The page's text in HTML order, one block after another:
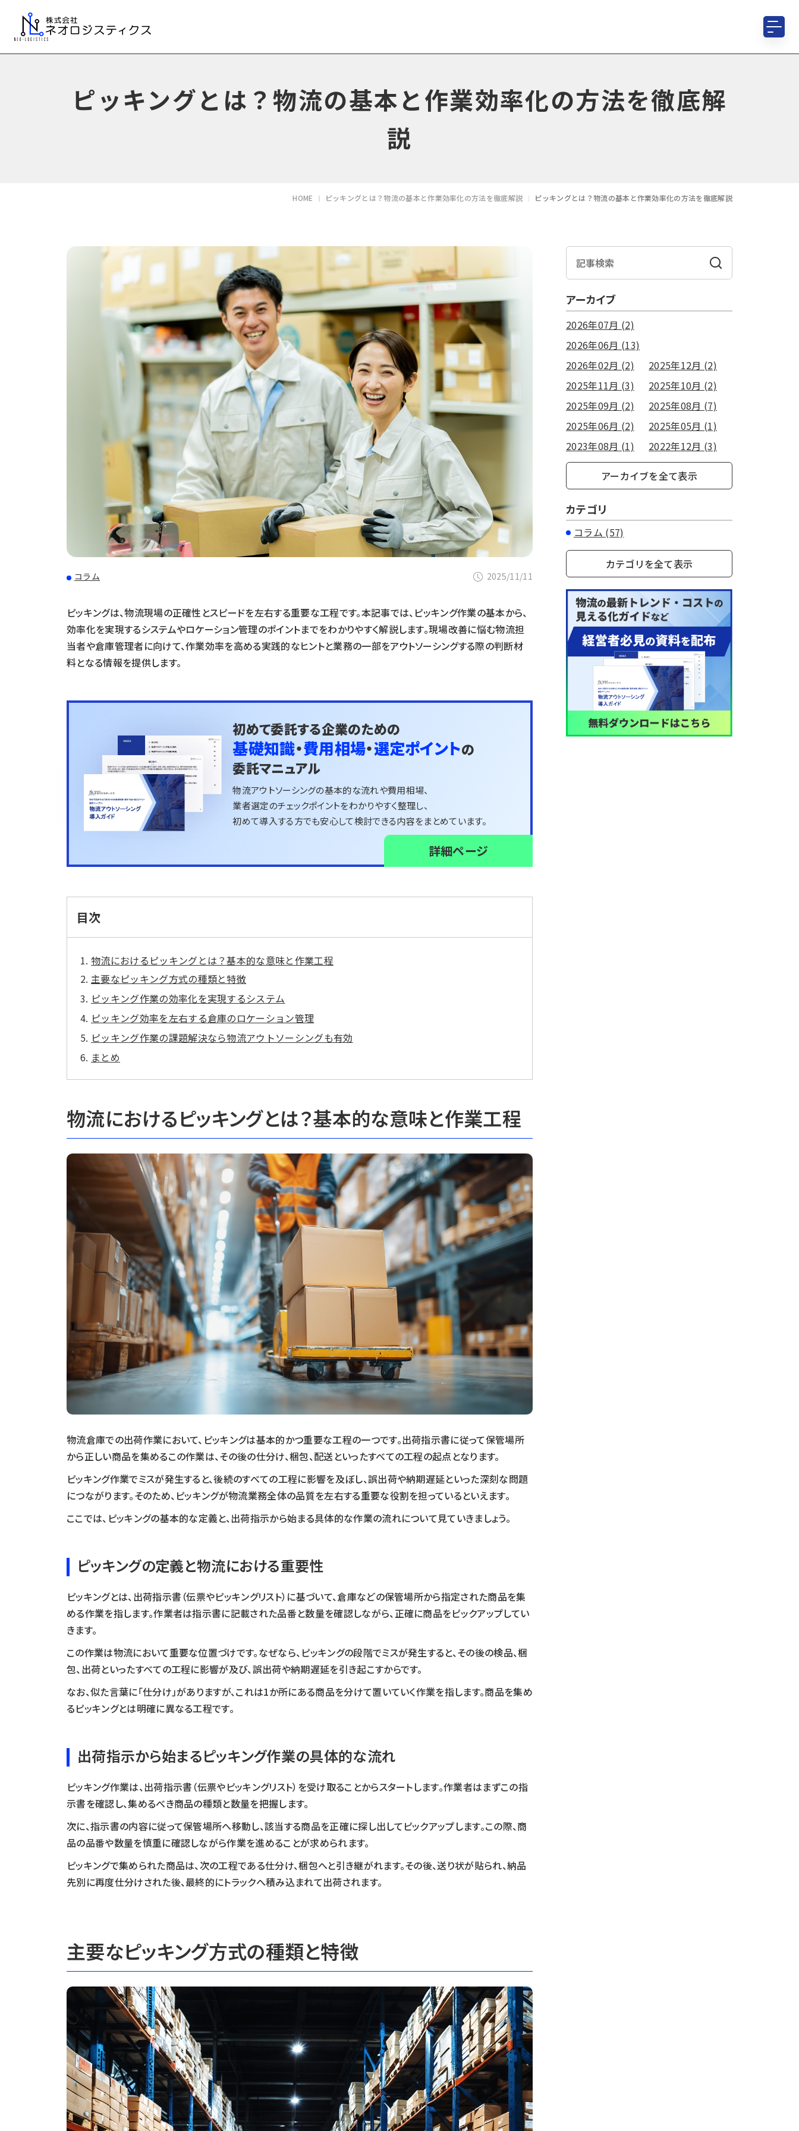
ピッキングとは？物流の基本と作業効率化の方法を徹底解
説
HOME ピッキングとは？物流の基本と作業効率化の方法を徹底解説 ピッキングとは？物流の基本と作業効率化の方法を徹底解説
コラム 2025/11/11
ピッキングは、物流現場の正確性とスピードを左右する重要な工程です。本記事では、ピッキング作業の基本から、
効率化を実現するシステムやロケーション管理のポイントまでをわかりやすく解説します。現場改善に悩む物流担
当者や倉庫管理者に向けて、作業効率を高める実践的なヒントと業務の一部をアウトソーシングする際の判断材
料となる情報を提供します。
初めて委託する企業のための
基礎知識・費用相場・選定ポイントの
委託マニュアル
物流アウトソーシングの基本的な流れや費用相場、
業者選定のチェックポイントをわかりやすく整理し、
初めて導入する方でも安心して検討できる内容をまとめています。
詳細ページ
目次
物流におけるピッキングとは？基本的な意味と作業工程
主要なピッキング方式の種類と特徴
ピッキング作業の効率化を実現するシステム
ピッキング効率を左右する倉庫のロケーション管理
ピッキング作業の課題解決なら物流アウトソーシングも有効
まとめ
物流におけるピッキングとは？基本的な意味と作業工程
物流倉庫での出荷作業において、ピッキングは基本的かつ重要な工程の一つです。出荷指示書に従って保管場所
から正しい商品を集めるこの作業は、その後の仕分け、梱包、配送といったすべての工程の起点となります。
ピッキング作業でミスが発生すると、後続のすべての工程に影響を及ぼし、誤出荷や納期遅延といった深刻な問題
につながります。そのため、ピッキングが物流業務全体の品質を左右する重要な役割を担っているといえます。
ここでは、ピッキングの基本的な定義と、出荷指示から始まる具体的な作業の流れについて見ていきましょう。
ピッキングの定義と物流における重要性
ピッキングとは、出荷指示書（伝票やピッキングリスト）に基づいて、倉庫などの保管場所から指定された商品を集
める作業を指します。作業者は指示書に記載された品番と数量を確認しながら、正確に商品をピックアップしてい
きます。
この作業は物流において重要な位置づけです。なぜなら、ピッキングの段階でミスが発生すると、その後の検品、梱
包、出荷といったすべての工程に影響が及び、誤出荷や納期遅延を引き起こすからです。
なお、似た言葉に「仕分け」がありますが、これは1か所にある商品を分けて置いていく作業を指します。商品を集め
るピッキングとは明確に異なる工程です。
出荷指示から始まるピッキング作業の具体的な流れ
ピッキング作業は、出荷指示書（伝票やピッキングリスト）を受け取ることからスタートします。作業者はまずこの指
示書を確認し、集めるべき商品の種類と数量を把握します。
次に、指示書の内容に従って保管場所へ移動し、該当する商品を正確に探し出してピックアップします。この際、商
品の品番や数量を慎重に確認しながら作業を進めることが求められます。
ピッキングで集められた商品は、次の工程である仕分け、梱包へと引き継がれます。その後、送り状が貼られ、納品
先別に再度仕分けされた後、最終的にトラックへ積み込まれて出荷されます。
主要なピッキング方式の種類と特徴
アーカイブ
2026年07月 (2)
2026年06月 (13)
2026年02月 (2)
2025年12月 (2)
2025年11月 (3)
2025年10月 (2)
2025年09月 (2)
2025年08月 (7)
2025年06月 (2)
2025年05月 (1)
2023年08月 (1)
2022年12月 (3)
アーカイブを全て表示
カテゴリ
コラム (57)
カテゴリを全て表示